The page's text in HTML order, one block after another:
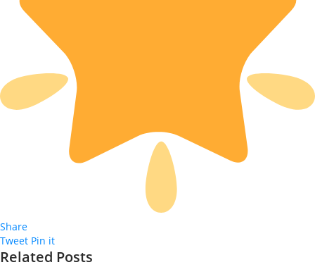
Share
Tweet Pin it
Related Posts